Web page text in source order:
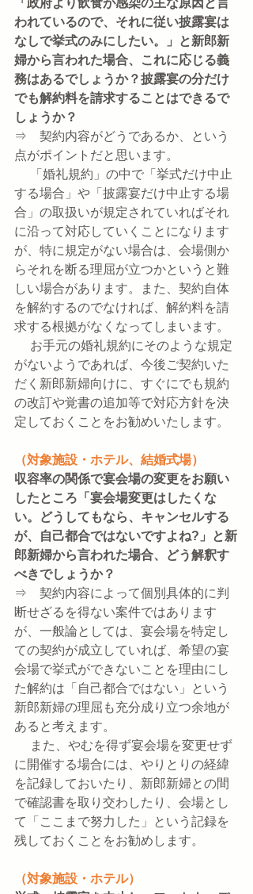
「政府より飲食が感染の主な原因と言
われているので、それに従い披露宴は
なしで挙式のみにしたい。」と新郎新
婦から言われた場合、これに応じる義
務はあるでしょうか？披露宴の分だけ
でも解約料を請求することはできるで
しょうか？
⇒　契約内容がどうであるか、という
点がポイントだと思います。
「婚礼規約」の中で「挙式だけ中止
する場合」や「披露宴だけ中止する場
合」の取扱いが規定されていればそれ
に沿って対応していくことになります
が、特に規定がない場合は、会場側か
らそれを断る理屈が立つかというと難
しい場合があります。また、契約自体
を解約するのでなければ、解約料を請
求する根拠がなくなってしまいます。
お手元の婚礼規約にそのような規定
がないようであれば、今後ご契約いた
だく新郎新婦向けに、すぐにでも規約
の改訂や覚書の追加等で対応方針を決
定しておくことをお勧めいたします。
（対象施設・ホテル、結婚式場）
収容率の関係で宴会場の変更をお願い
したところ「宴会場変更はしたくな
い。どうしてもなら、キャンセルする
が、自己都合ではないですよね?」と新
郎新婦から言われた場合、どう解釈す
べきでしょうか？
⇒　契約内容によって個別具体的に判
断せざるを得ない案件ではあります
が、一般論としては、宴会場を特定し
ての契約が成立していれば、希望の宴
会場で挙式ができないことを理由にし
た解約は「自己都合ではない」という
新郎新婦の理屈も充分成り立つ余地が
あると考えます。
また、やむを得ず宴会場を変更せず
に開催する場合には、やりとりの経緯
を記録しておいたり、新郎新婦との間
で確認書を取り交わしたり、会場とし
て「ここまで努力した」という記録を
残しておくことをお勧めします。
（対象施設・ホテル）